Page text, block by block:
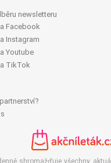
newsletteru
Facebook
Instagram
Youtube
TikTok
shromažďuje všechny